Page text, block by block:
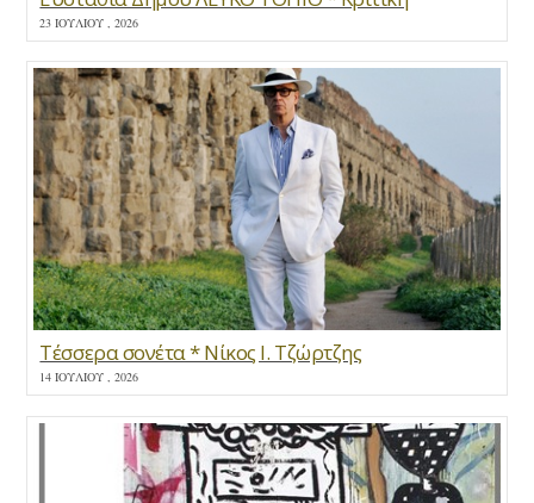
23 ΙΟΥΛΊΟΥ , 2026
Τέσσερα σονέτα * Νίκος Ι. Τζώρτζης
14 ΙΟΥΛΊΟΥ , 2026